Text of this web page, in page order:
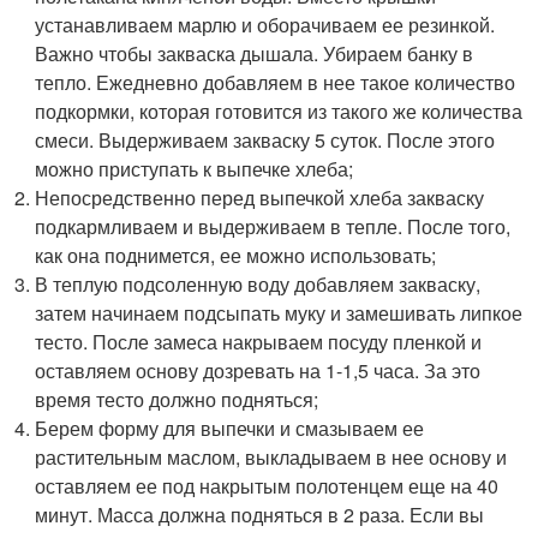
устанавливаем марлю и оборачиваем ее резинкой.
Важно чтобы закваска дышала. Убираем банку в
тепло. Ежедневно добавляем в нее такое количество
подкормки, которая готовится из такого же количества
смеси. Выдерживаем закваску 5 суток. После этого
можно приступать к выпечке хлеба;
Непосредственно перед выпечкой хлеба закваску
подкармливаем и выдерживаем в тепле. После того,
как она поднимется, ее можно использовать;
В теплую подсоленную воду добавляем закваску,
затем начинаем подсыпать муку и замешивать липкое
тесто. После замеса накрываем посуду пленкой и
оставляем основу дозревать на 1-1,5 часа. За это
время тесто должно подняться;
Берем форму для выпечки и смазываем ее
растительным маслом, выкладываем в нее основу и
оставляем ее под накрытым полотенцем еще на 40
минут. Масса должна подняться в 2 раза. Если вы